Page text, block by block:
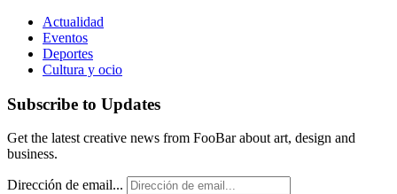
Actualidad
Eventos
Deportes
Cultura y ocio
Subscribe to Updates
Get the latest creative news from FooBar about art, design and
business.
Dirección de email...